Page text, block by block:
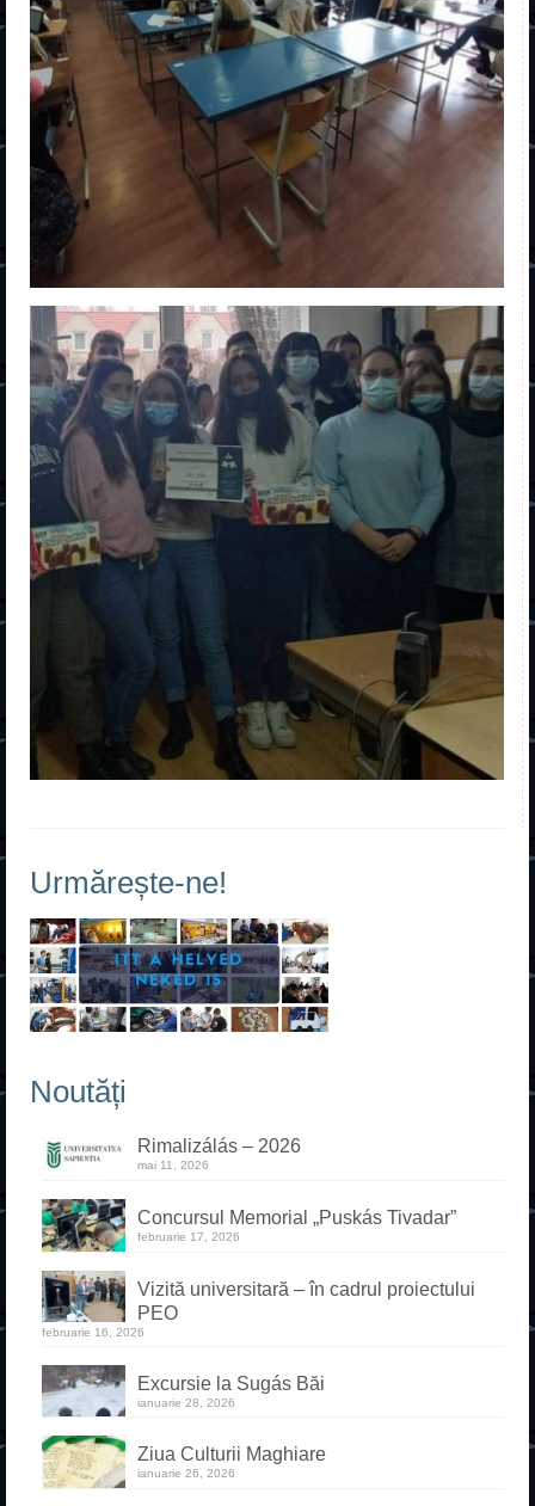
Urmărește-ne!
Noutăți
Rimalizálás – 2026
mai 11, 2026
Concursul Memorial „Puskás Tivadar”
februarie 17, 2026
Vizită universitară – în cadrul proiectului
PEO
februarie 16, 2026
Excursie la Sugás Băi
ianuarie 28, 2026
Ziua Culturii Maghiare
ianuarie 26, 2026